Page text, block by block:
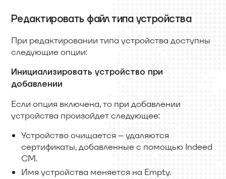
Редактировать файл типа устройства
При редактировании типа устройства доступны
следующие опции:
Инициализировать устройство при
добавлении
Если опция включена, то при добавлении
устройства произойдет следующее:
Устройство очищается – удаляются
сертификаты, добавленные с помощью Indeed
CM.
Имя устройства меняется на Empty.